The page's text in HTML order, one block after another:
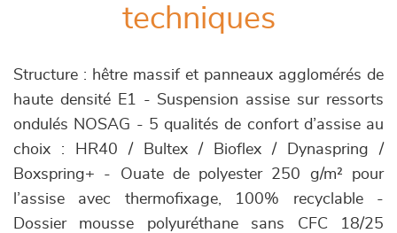
techniques
Structure : hêtre massif et panneaux agglomérés de
haute densité E1 - Suspension assise sur ressorts
ondulés NOSAG - 5 qualités de confort d’assise au
choix : HR40 / Bultex / Bioflex / Dynaspring /
Boxspring+ - Ouate de polyester 250 g/m² pour
l’assise avec thermofixage, 100% recyclable -
Dossier mousse polyuréthane sans CFC 18/25